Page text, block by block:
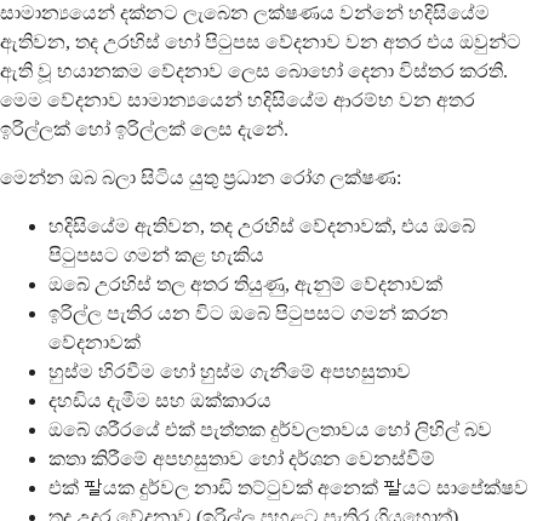
සාමාන්‍යයෙන් දක්නට ලැබෙන ලක්ෂණය වන්නේ හදිසියේම
ඇතිවන, තද උරහිස් හෝ පිටුපස වේදනාව වන අතර එය ඔවුන්ට
ඇති වූ භයානකම වේදනාව ලෙස බොහෝ දෙනා විස්තර කරති.
මෙම වේදනාව සාමාන්‍යයෙන් හදිසියේම ආරම්භ වන අතර
ඉරිල්ලක් හෝ ඉරිල්ලක් ලෙස දැනේ.
මෙන්න ඔබ බලා සිටිය යුතු ප්‍රධාන රෝග ලක්ෂණ:
හදිසියේම ඇතිවන, තද උරහිස් වේදනාවක්, එය ඔබේ
පිටුපසට ගමන් කළ හැකිය
ඔබේ උරහිස් තල අතර තියුණු, ඇනුම් වේදනාවක්
ඉරිල්ල පැතිර යන විට ඔබේ පිටුපසට ගමන් කරන
වේදනාවක්
හුස්ම හිරවීම හෝ හුස්ම ගැනීමේ අපහසුතාව
දහඩිය දැමීම සහ ඔක්කාරය
ඔබේ ශරීරයේ එක් පැත්තක දුර්වලතාවය හෝ ලිහිල් බව
කතා කිරීමේ අපහසුතාව හෝ දර්ශන වෙනස්වීම්
එක් 팔යක දුර්වල නාඩි තට්ටුවක් අනෙක් 팔යට සාපේක්ෂව
තද උදර වේදනාව (ඉරිල්ල පහළට පැතිර ගියහොත්)